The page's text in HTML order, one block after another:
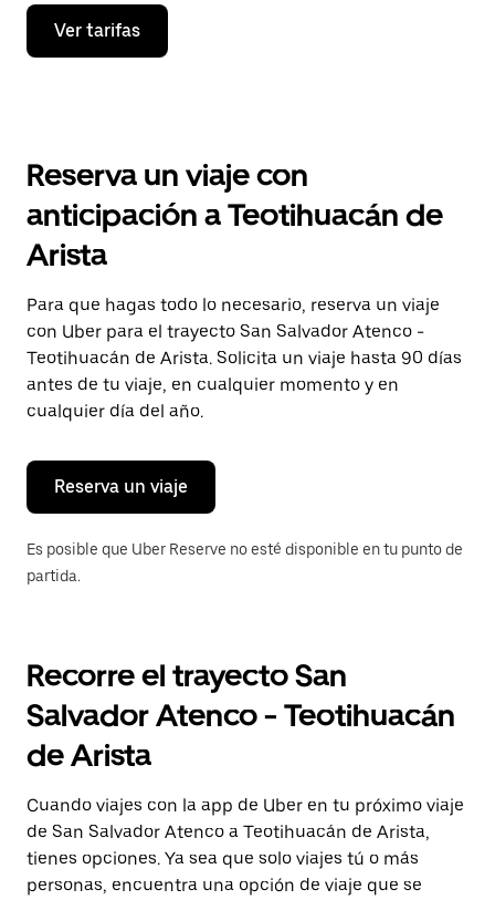
Presiona
flecha
el
y
selecciona
una
Presiona
la
tecla Esc
para
cerrar
el
calendario.
Ver tarifas
Reserva un viaje con
anticipación a Teotihuacán de
Arista
Para que hagas todo lo necesario, reserva un viaje
con Uber para el trayecto San Salvador Atenco -
Teotihuacán de Arista. Solicita un viaje hasta 90 días
antes de tu viaje, en cualquier momento y en
cualquier día del año.
Reserva un viaje
Es posible que Uber Reserve no esté disponible en tu punto de
partida.
Recorre el trayecto San
Salvador Atenco - Teotihuacán
de Arista
Cuando viajes con la app de Uber en tu próximo viaje
de San Salvador Atenco a Teotihuacán de Arista,
tienes opciones. Ya sea que solo viajes tú o más
personas, encuentra una opción de viaje que se